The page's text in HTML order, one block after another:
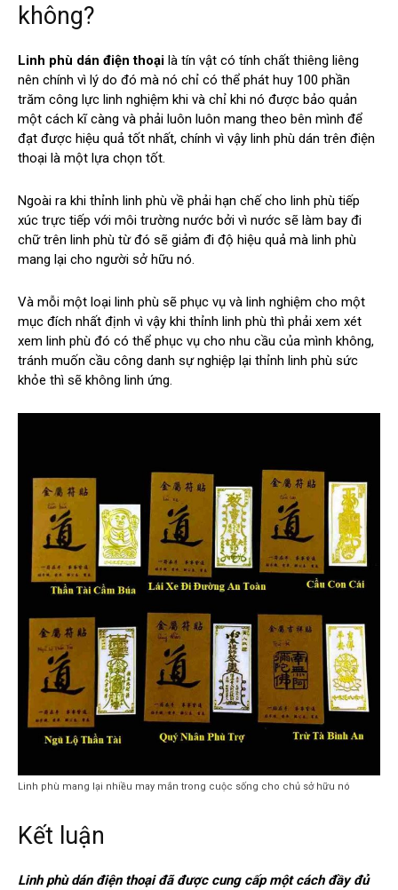
không?
Linh phù dán điện thoại là tín vật có tính chất thiêng liêng
nên chính vì lý do đó mà nó chỉ có thể phát huy 100 phần
trăm công lực linh nghiệm khi và chỉ khi nó được bảo quản
một cách kĩ càng và phải luôn luôn mang theo bên mình để
đạt được hiệu quả tốt nhất, chính vì vậy linh phù dán trên điện
thoại là một lựa chọn tốt.
Ngoài ra khi thỉnh linh phù về phải hạn chế cho linh phù tiếp
xúc trực tiếp với môi trường nước bởi vì nước sẽ làm bay đi
chữ trên linh phù từ đó sẽ giảm đi độ hiệu quả mà linh phù
mang lại cho người sở hữu nó.
Và mỗi một loại linh phù sẽ phục vụ và linh nghiệm cho một
mục đích nhất định vì vậy khi thỉnh linh phù thì phải xem xét
xem linh phù đó có thể phục vụ cho nhu cầu của mình không,
tránh muốn cầu công danh sự nghiệp lại thỉnh linh phù sức
khỏe thì sẽ không linh ứng.
Linh phù mang lại nhiều may mắn trong cuộc sống cho chủ sở hữu nó
Kết luận
Linh phù dán điện thoại đã được cung cấp một cách đầy đủ